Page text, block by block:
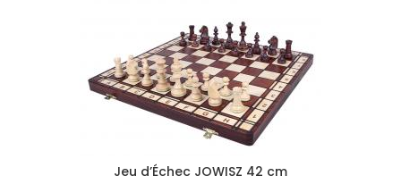
Jeu d’Échec JOWISZ 42 cm